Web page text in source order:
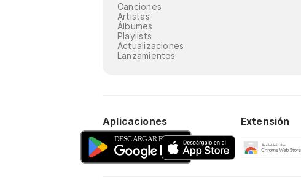
Canciones
Artistas
Álbumes
Playlists
Actualizaciones
Lanzamientos
Aplicaciones Extensión